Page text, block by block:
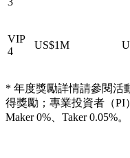
VIP
4
US$1M
* 年度獎勵詳情請參閱活
得獎勵；專業投資者（PI
Maker 0%、Taker 0.05%。